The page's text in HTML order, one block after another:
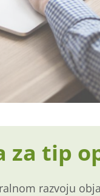
tip
razvoju